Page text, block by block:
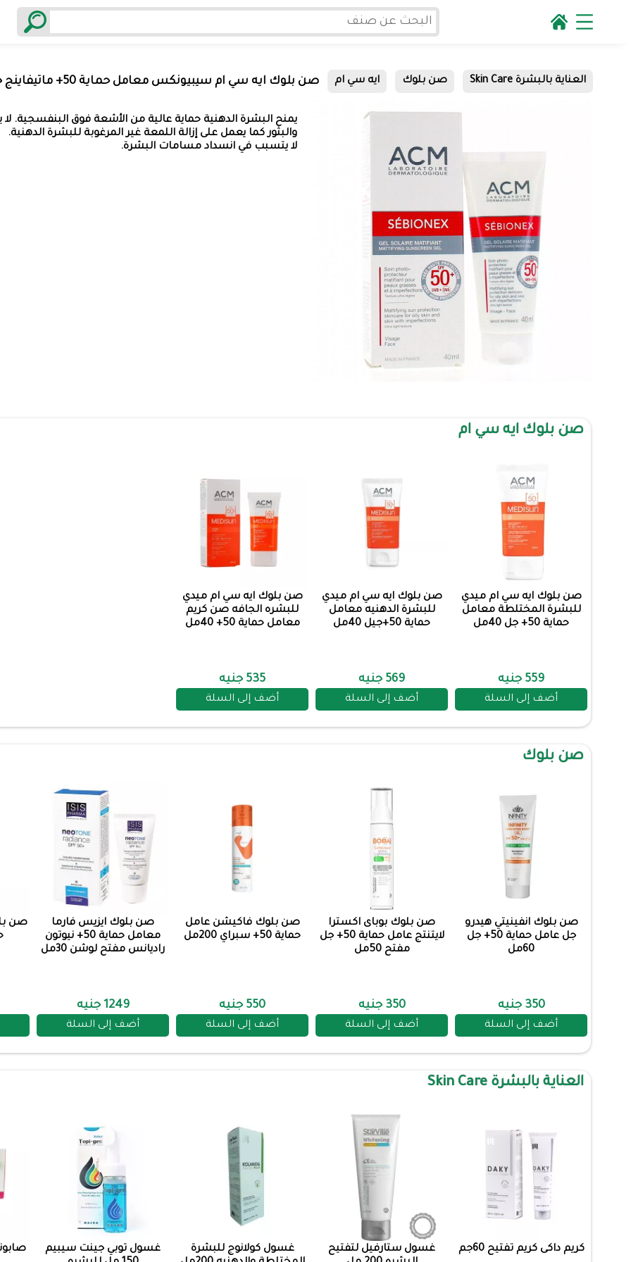
العناية بالبشرة Skin Care صن بلوك ايه سي ام صن بلوك ايه سي ام سيبيونكس معامل حماية 50+ ماتيفاينج جل 40مل
يمنح البشرة الدهنية حماية عالية من الأشعة فوق البنفسجية.
والبثور كما يعمل على إزالة اللمعة غير المرغوبة للبشرة الدهنية.
لا يتسبب في انسداد مسامات البشرة.
صن بلوك ايه سي ام
صن بلوك ايه سي ام ميدي
للبشرة المختلطة معامل
حماية 50+ جل 40مل
559 جنيه
أضف إلى السلة
صن بلوك ايه سي ام ميدي
للبشرة الدهنيه معامل
حماية 50+جيل 40مل
569 جنيه
أضف إلى السلة
صن بلوك ايه سي ام ميدي
للبشره الجافه صن كريم
معامل حماية 50+ 40مل
535 جنيه
أضف إلى السلة
صن بلوك
صن بلوك انفينيتي هيدرو
جل عامل حماية 50+ جل
60مل
350 جنيه
أضف إلى السلة
صن بلوك بوباى اكسترا
لايتنتج عامل حماية 50+ جل
مفتح 50مل
350 جنيه
أضف إلى السلة
صن بلوك فاكيشن عامل
حماية 50+ سبراي 200مل
550 جنيه
أضف إلى السلة
صن بلوك ايزيس فارما
معامل حماية 50+ نيوتون
راديانس مفتح لوشن 30مل
1249 جنيه
أضف إلى السلة
صن
العناية بالبشرة Skin Care
كريم داكى كريم تفتيح 60جم
غسول ستارفيل لتفتيح
غسول كولانوج للبشرة
غسول توبي جينت سيبيم